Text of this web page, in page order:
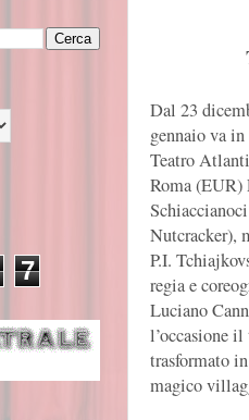
Dal 23
gennaio va in
Teatro
Roma (EUR)
Nutcracker),
P.I.
regia e
Luciano
l’occasione il
trasformato
magico
7